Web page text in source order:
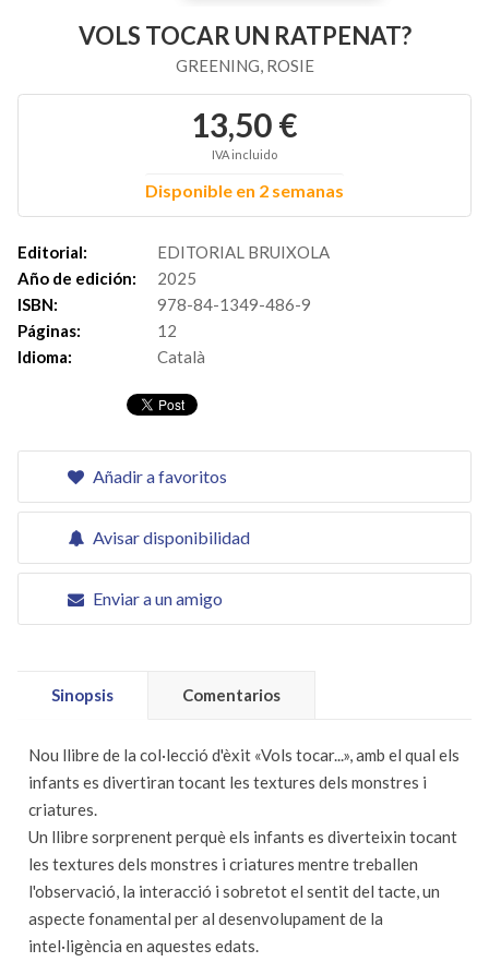
VOLS TOCAR UN RATPENAT?
GREENING, ROSIE
13,50 €
IVA incluido
Disponible en 2 semanas
Editorial:
EDITORIAL BRUIXOLA
Año de edición:
2025
ISBN:
978-84-1349-486-9
Páginas:
12
Idioma:
Català
Añadir a favoritos
Avisar disponibilidad
Enviar a un amigo
Sinopsis Comentarios
Nou llibre de la col·lecció d'èxit «Vols tocar...», amb el qual els
infants es divertiran tocant les textures dels monstres i
criatures.
Un llibre sorprenent perquè els infants es diverteixin tocant
les textures dels monstres i criatures mentre treballen
l'observació, la interacció i sobretot el sentit del tacte, un
aspecte fonamental per al desenvolupament de la
intel·ligència en aquestes edats.